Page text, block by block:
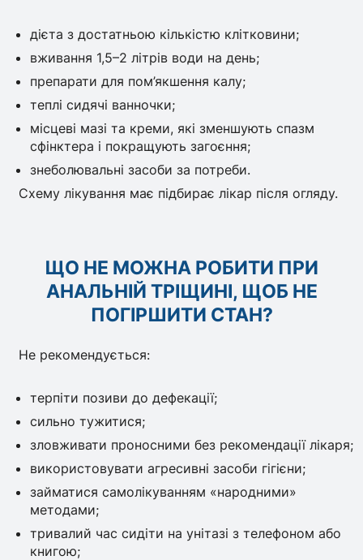
дієта з достатньою кількістю клітковини;
вживання 1,5–2 літрів води на день;
препарати для пом’якшення калу;
теплі сидячі ванночки;
місцеві мазі та креми, які зменшують спазм
сфінктера і покращують загоєння;
знеболювальні засоби за потреби.
Схему лікування має підбирає лікар після огляду.
ЩО НЕ МОЖНА РОБИТИ ПРИ
АНАЛЬНІЙ ТРІЩИНІ, ЩОБ НЕ
ПОГІРШИТИ СТАН?
Не рекомендується:
терпіти позиви до дефекації;
сильно тужитися;
зловживати проносними без рекомендації лікаря;
використовувати агресивні засоби гігієни;
займатися самолікуванням «народними»
методами;
тривалий час сидіти на унітазі з телефоном або
книгою;